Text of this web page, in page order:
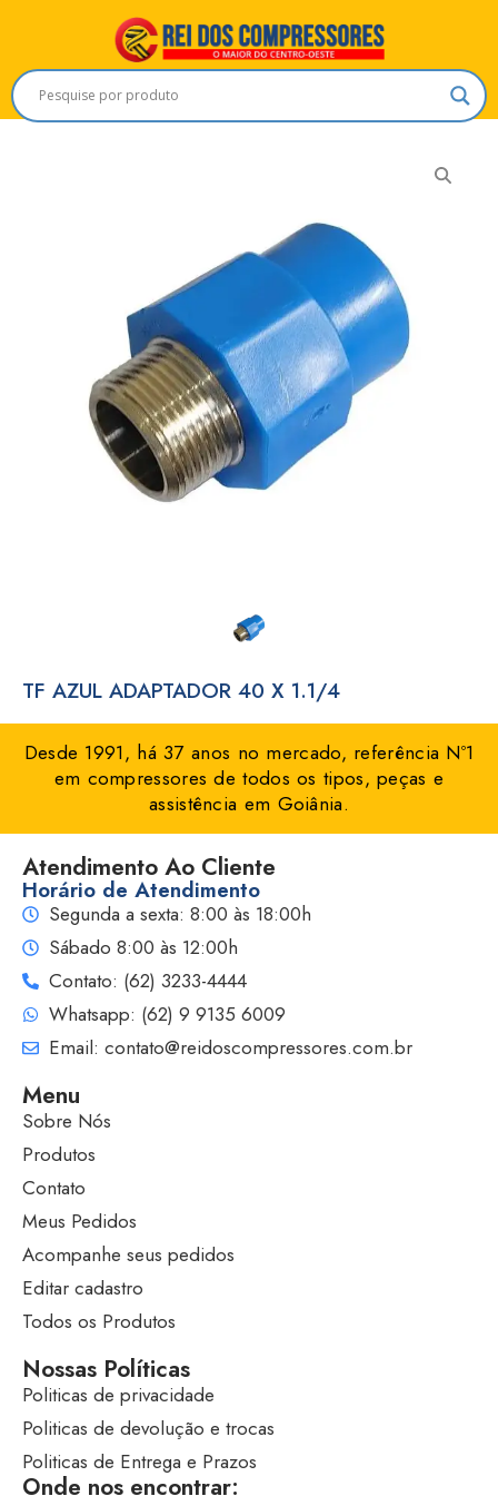
TF AZUL ADAPTADOR 40 X 1.1/4
Desde 1991, há 37 anos no mercado, referência Nº1
em compressores de todos os tipos, peças e
assistência em Goiânia.
Atendimento Ao Cliente
Horário de Atendimento
Segunda a sexta: 8:00 às 18:00h
Sábado 8:00 às 12:00h
Contato: (62) 3233-4444
Whatsapp: (62) 9 9135 6009
Email: contato@reidoscompressores.com.br
Menu
Sobre Nós
Produtos
Contato
Meus Pedidos
Acompanhe seus pedidos
Editar cadastro
Todos os Produtos
Nossas Políticas
Politicas de privacidade
Politicas de devolução e trocas
Politicas de Entrega e Prazos
Onde nos encontrar: